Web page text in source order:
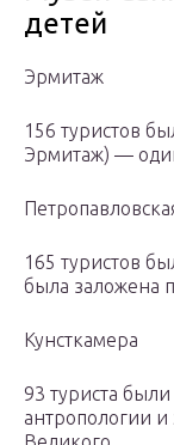
детей
Эрмитаж
156 туристов
Эрмитаж) —
165 туристов
была заложена
Кунсткамера
93 туристa
антропологии